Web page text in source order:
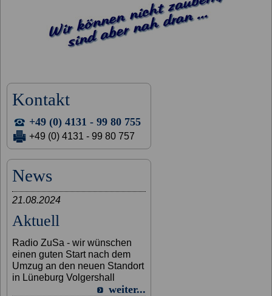
Kontakt
+49 (0) 4131 - 99 80 755
+49 (0) 4131 - 99 80 757
News
21.08.2024
Aktuell
Radio ZuSa - wir wünschen
einen guten Start nach dem
Umzug an den neuen Standort
in Lüneburg Volgershall
weiter...